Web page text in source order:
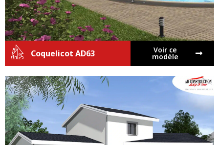
Coquelicot AD63 Voir ce
modèle